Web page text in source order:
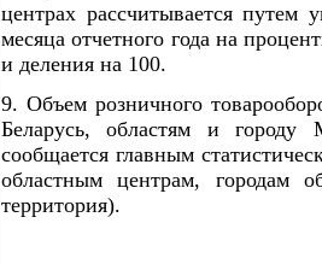
центрах рассчитывается путем
месяца отчетного года на
и деления на 100.
9. Объем розничного
Беларусь, областям и городу
сообщается главным
областным центрам, городам
территория).